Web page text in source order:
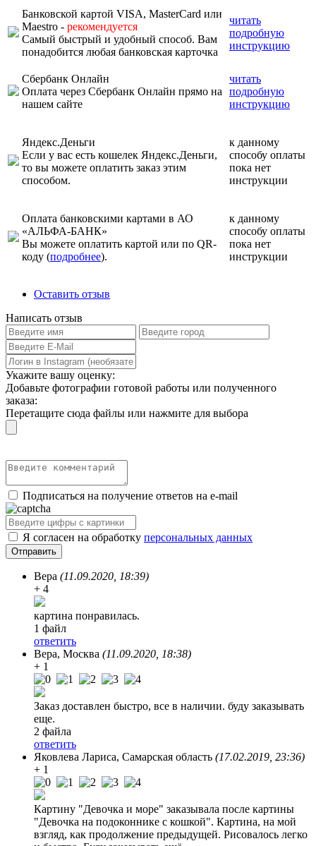
Банковской картой VISA, MasterCard или
Maestro - рекомендуется
Самый быстрый и удобный способ. Вам
понадобится любая банковская карточка
читать
подробную
инструкцию
Сбербанк Онлайн
Оплата через Сбербанк Онлайн прямо на
нашем сайте
читать
подробную
инструкцию
Яндекс.Деньги
Если у вас есть кошелек Яндекс.Деньги,
то вы можете оплатить заказ этим
способом.
к данному
способу оплаты
пока нет
инструкции
Оплата банковскими картами в АО
«АЛЬФА-БАНК»
Вы можете оплатить картой или по QR-
коду (подробнее).
к данному
способу оплаты
пока нет
инструкции
Оставить отзыв
Написать отзыв
Укажите вашу оценку:
Добавьте фотографии готовой работы или полученного
заказа:
Перетащите сюда файлы или нажмите для выбора
Подписаться на получение ответов на e-mail
Я согласен на обработку персональных данных
Вера (11.09.2020, 18:39)
+ 4
картина понравилась.
1 файл
ответить
Вера, Москва (11.09.2020, 18:38)
+ 1
Заказ доставлен быстро, все в наличии. буду заказывать
еще.
2 файла
ответить
Яковлева Лариса, Самарская область (17.02.2019, 23:36)
+ 1
Картину "Девочка и море" заказывала после картины
"Девочка на подоконнике с кошкой". Картина, на мой
взгляд, как продолжение предыдущей. Рисовалось легко